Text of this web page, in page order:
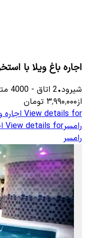
اجاره باغ ویلا با
شیرود•
2 اتاق -
4000
از۳٬۹۹۰٬۰۰۰ تومان
View details for
رامسرView details for
رامسر